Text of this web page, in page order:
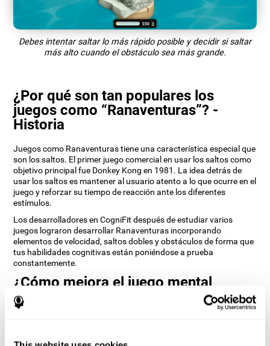
Debes intentar saltar lo más rápido posible y decidir si saltar
más alto cuando el obstáculo sea más grande.
¿Por qué son tan populares los
juegos como “Ranaventuras”? -
Historia
Juegos como Ranaventuras tiene una característica especial que
son los saltos. El primer juego comercial en usar los saltos como
objetivo principal fue Donkey Kong en 1981. La idea detrás de
usar los saltos es mantener al usuario atento a lo que ocurre en el
juego y reforzar su tiempo de reacción ante los diferentes
estímulos.
Los desarrolladores en CogniFit después de estudiar varios
juegos lograron desarrollar Ranaventuras incorporando
elementos de velocidad, saltos dobles y obstáculos de forma que
tus habilidades cognitivas están poniéndose a prueba
constantemente.
¿Cómo mejora el juego mental
“Ranaventuras” mis habilidades
cognitivas?